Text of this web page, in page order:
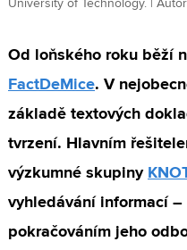
University of Technology. |
Od loňského roku běží
FactDeMice. V
základě textových
tvrzení. Hlavním
výzkumné skupiny
vyhledávání informací
pokračováním jeho